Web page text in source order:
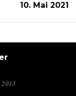
10. Mai 2021